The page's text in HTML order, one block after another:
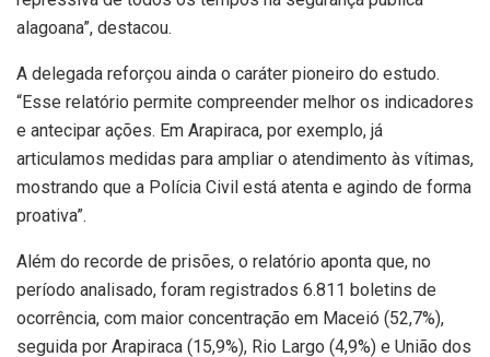
alagoana”, destacou.
A delegada reforçou ainda o caráter pioneiro do estudo.
“Esse relatório permite compreender melhor os indicadores
e antecipar ações. Em Arapiraca, por exemplo, já
articulamos medidas para ampliar o atendimento às vítimas,
mostrando que a Polícia Civil está atenta e agindo de forma
proativa”.
Além do recorde de prisões, o relatório aponta que, no
período analisado, foram registrados 6.811 boletins de
ocorrência, com maior concentração em Maceió (52,7%),
seguida por Arapiraca (15,9%), Rio Largo (4,9%) e União dos